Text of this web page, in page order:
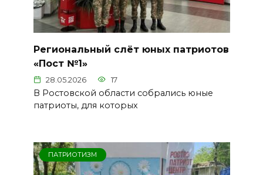
Региональный слёт юных патриотов
«Пост №1»
28.05.2026 17
В Ростовской области собрались юные
патриоты, для которых
ПАТРИОТИЗМ